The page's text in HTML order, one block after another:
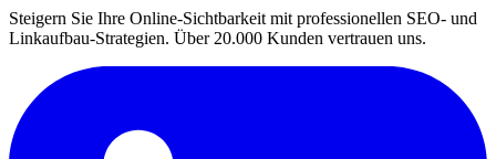
Steigern Sie Ihre Online-Sichtbarkeit mit professionellen SEO- und
Linkaufbau-Strategien. Über 20.000 Kunden vertrauen uns.